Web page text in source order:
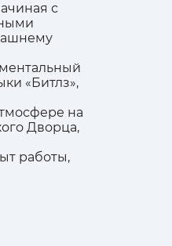
с
«Битлз»,
на
Дворца,
работы,